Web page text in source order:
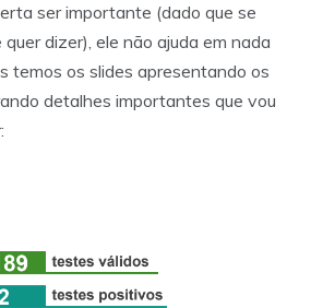
ser importante (dado que se
dizer), ele não ajuda em nada
temos os slides apresentando os
detalhes importantes que vou